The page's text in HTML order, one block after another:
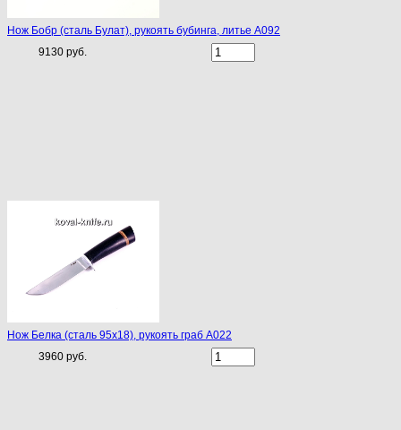
Нож Бобр (сталь Булат), рукоять бубинга, литье A092
9130 руб.
Нож Белка (сталь 95х18), рукоять граб A022
3960 руб.